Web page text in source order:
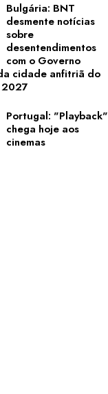
Bulgária: BNT
desmente notícias
sobre
desentendimentos
com o Governo
cidade anfitriã do
2027
Portugal: "Playback"
chega hoje aos
cinemas